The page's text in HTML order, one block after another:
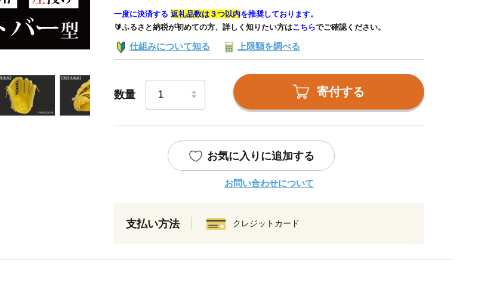
一度に決済する 返礼品数は３つ以内を推奨しております。
🔰ふるさと納税が初めての方、詳しく知りたい方はこちらでご確認ください。
仕組みについて知る 上限額を調べる
数量 寄付する
お気に入りに追加する
お問い合わせについて
支払い方法 クレジットカード